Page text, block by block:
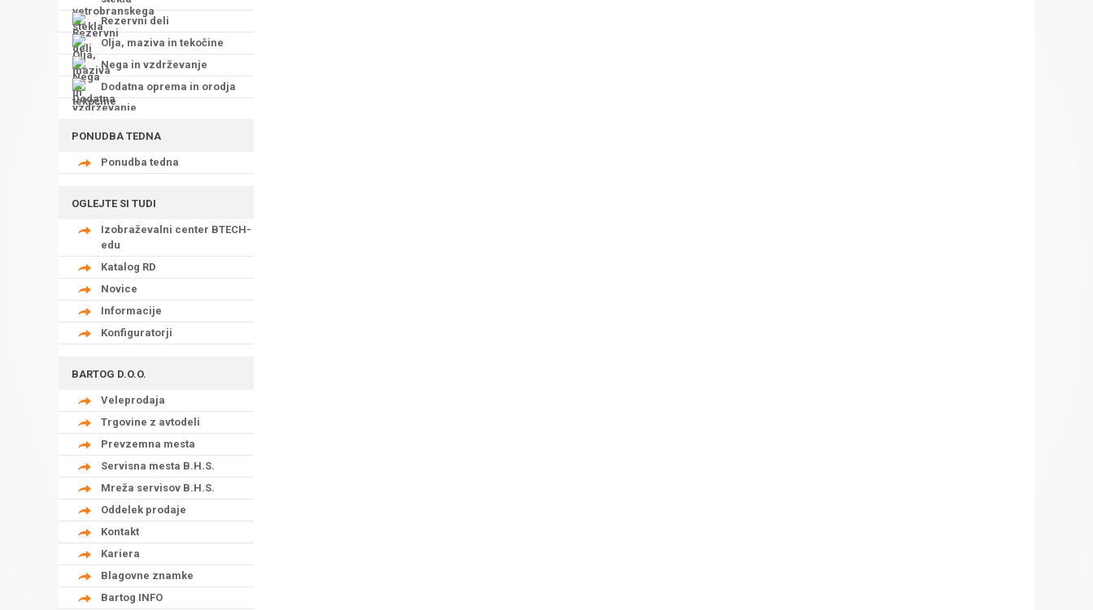
Rezervni deli
Olja, maziva in tekočine
Nega in vzdrževanje
Dodatna oprema in orodja
PONUDBA TEDNA
Ponudba tedna
OGLEJTE SI TUDI
Izobraževalni center BTECH-
edu
Katalog RD
Novice
Informacije
Konfiguratorji
BARTOG D.O.O.
Veleprodaja
Trgovine z avtodeli
Prevzemna mesta
Servisna mesta B.H.S.
Mreža servisov B.H.S.
Oddelek prodaje
Kontakt
Kariera
Blagovne znamke
Bartog INFO